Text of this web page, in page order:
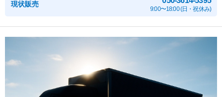
現状販売
9:00〜18:00 (日・祝休み)